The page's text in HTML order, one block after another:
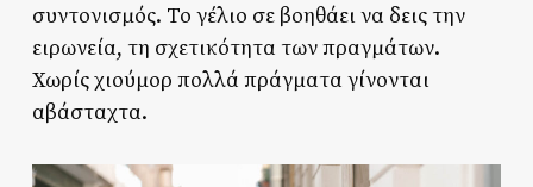
συντονισμός. Το γέλιο σε βοηθάει να δεις την
ειρωνεία, τη σχετικότητα των πραγμάτων.
Χωρίς χιούμορ πολλά πράγματα γίνονται
αβάσταχτα.